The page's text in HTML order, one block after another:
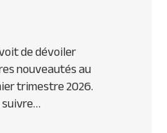
de dévoiler
nouveautés au
trimestre 2026.